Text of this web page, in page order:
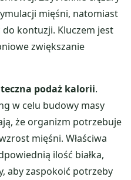
mięśni, natomiast
kontuzji. Kluczem jest
zwiększanie
podaż kalorii.
w celu budowy masy
że organizm potrzebuje
mięśni. Właściwa
ilość białka,
aby zaspokoić potrzeby